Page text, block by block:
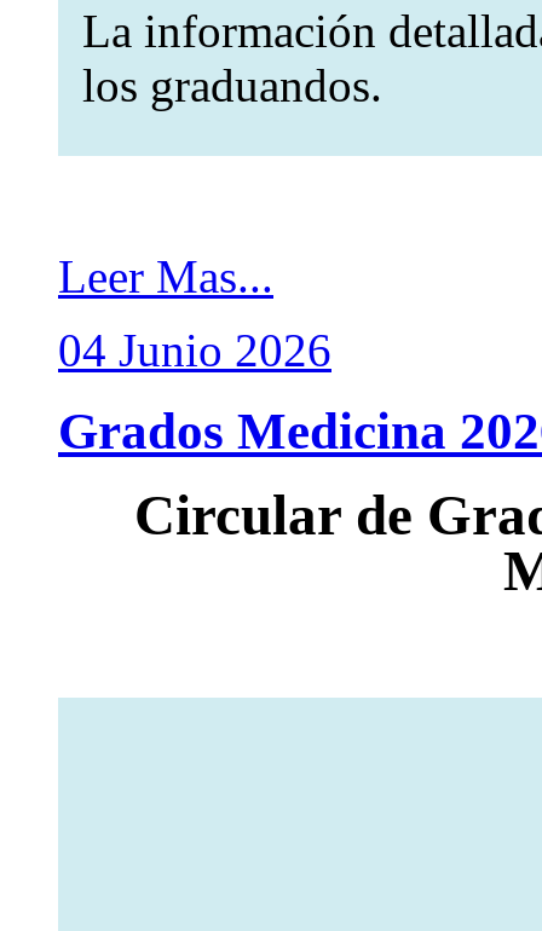
La información
los graduandos.
Leer Mas...
04 Junio 2026
Grados Medicina
Circular de